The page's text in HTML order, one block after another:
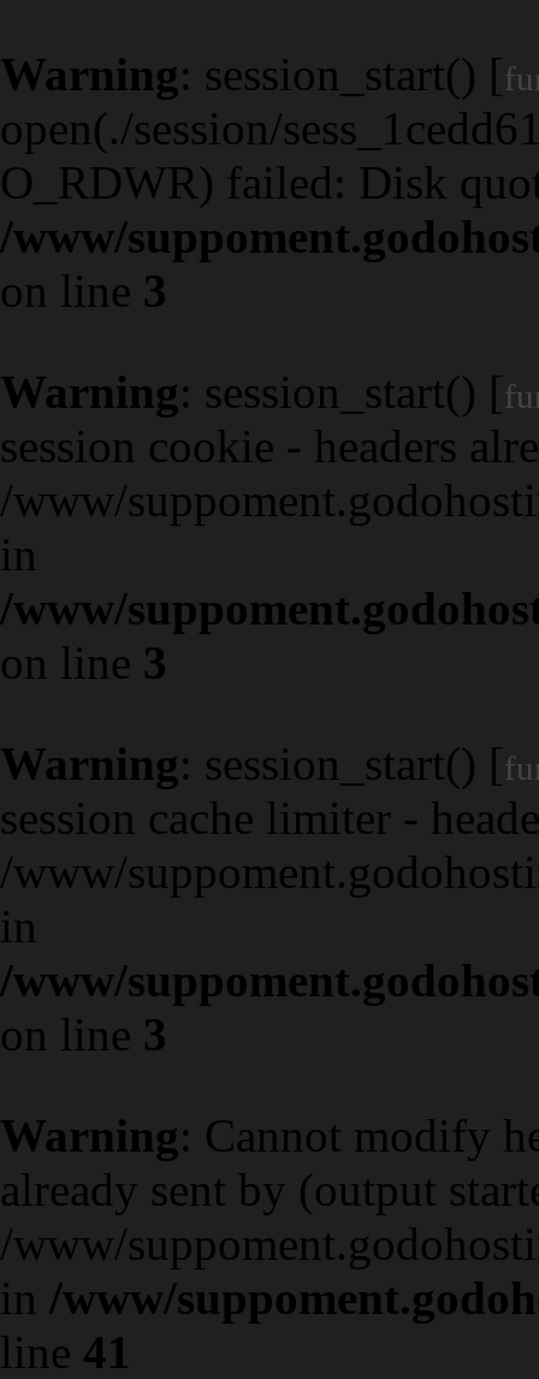
Warning: session_start() [
open(./session/
O_RDWR) failed: Disk
/www/
on line 3
Warning: session_start() [
session cookie - headers
/www/
in
/www/
on line 3
Warning: session_start() [
session cache limiter -
/www/
in
/www/
on line 3
Warning: Cannot modify
already sent by (output
/www/
in /www/
line 41